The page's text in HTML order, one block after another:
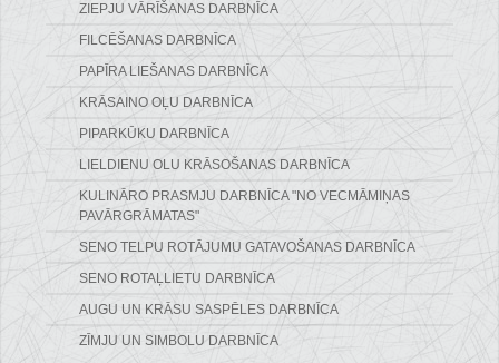
ZIEPJU VĀRĪŠANAS DARBNĪCA
FILCĒŠANAS DARBNĪCA
PAPĪRA LIEŠANAS DARBNĪCA
KRĀSAINO OĻU DARBNĪCA
PIPARKŪKU DARBNĪCA
LIELDIENU OLU KRĀSOŠANAS DARBNĪCA
KULINĀRO PRASMJU DARBNĪCA "NO VECMĀMIŅAS
PAVĀRGRĀMATAS"
SENO TELPU ROTĀJUMU GATAVOŠANAS DARBNĪCA
SENO ROTAĻLIETU DARBNĪCA
AUGU UN KRĀSU SASPĒLES DARBNĪCA
ZĪMJU UN SIMBOLU DARBNĪCA